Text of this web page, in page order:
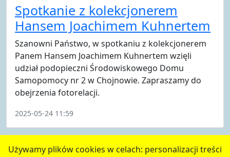
Używamy plików cookies w celach: personalizacji treści
Spotkanie z kolekcjonerem
Hansem Joachimem Kuhnertem
Szanowni Państwo, w spotkaniu z kolekcjonerem
Panem Hansem Joachimem Kuhnertem wzięli
udział podopieczni Środowiskowego Domu
Samopomocy nr 2 w Chojnowie. Zapraszamy do
obejrzenia fotorelacji.
2025-05-24 11:59
poprzednie 1 2 3 4 następne